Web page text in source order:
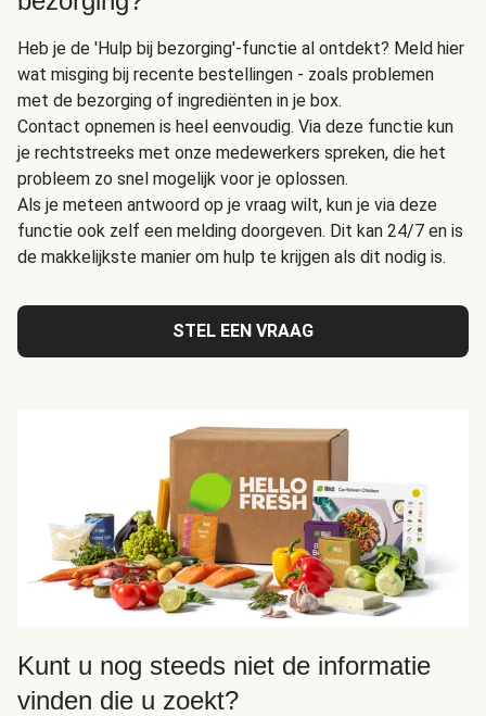
Heb je de 'Hulp bij bezorging'-functie al ontdekt? Meld hier
wat misging bij recente bestellingen - zoals problemen
met de bezorging of ingrediënten in je box.
Contact opnemen is heel eenvoudig. Via deze functie kun
je rechtstreeks met onze medewerkers spreken, die het
probleem zo snel mogelijk voor je oplossen.
Als je meteen antwoord op je vraag wilt, kun je via deze
functie ook zelf een melding doorgeven. Dit kan 24/7 en is
de makkelijkste manier om hulp te krijgen als dit nodig is.
STEL EEN VRAAG
Kunt u nog steeds niet de informatie
vinden die u zoekt?